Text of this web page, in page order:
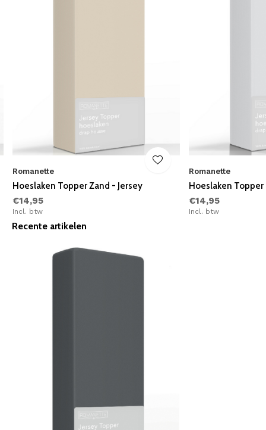
Romanette
Hoeslaken Topper Zand - Jersey
€14,95
Incl. btw
Romanette
Hoeslaken Topper
€14,95
Incl. btw
Recente artikelen